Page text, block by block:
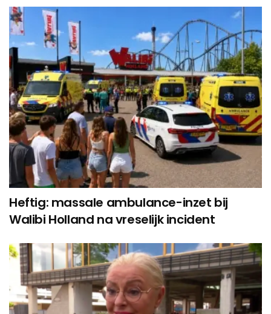
Heftig: massale ambulance-inzet bij
Walibi Holland na vreselijk incident